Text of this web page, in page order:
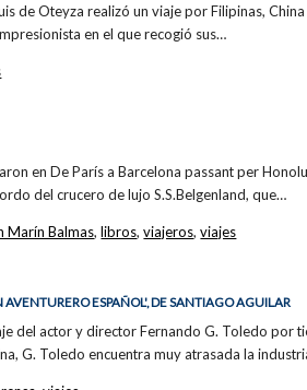
de Oteyza realizó un viaje por Filipinas,
en el que recogió sus…
en De París a Barcelona passant per
del crucero de lujo S.S.Belgenland, que…
Marín Balmas,libros,viajeros,viajes
ESPAÑOL', DE SANTIAGO AGUILAR
del actor y director Fernando G. Toledo por
G. Toledo encuentra muy atrasada la